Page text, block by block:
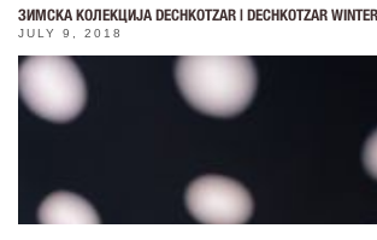
ЗИМСКА КОЛЕКЦИЈА DECHKOTZAR | DECHKOTZAR WINTER
JULY 9, 2018